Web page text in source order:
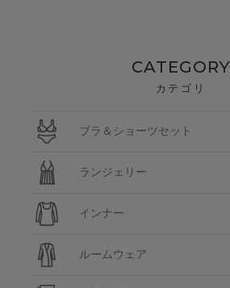
CATEGORY
カテゴリ
ブラ＆ショーツセット
ランジェリー
インナー
ルームウェア